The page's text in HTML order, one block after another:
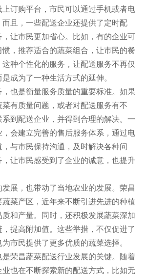
订购平台，市民可以通过手机或者电
而且，一些配送企业还提供了定时配
让市民更加省心。比如，有的企业可
惯，推荐适合的蔬菜组合，让市民的餐
种个性化的服务，让配送服务不再仅
成为了一种生活方式的延伸。
也是衡量服务质量的重要标准。如果
有质量问题，或者对配送服务有不
到配送企业，并得到合理的解决。一
会建立完善的售后服务体系，通过电
与市民保持沟通，及时解决各种问
让市民感受到了企业的诚意，也提升
展，也带动了当地农业的发展。荣昌
菜产区，近年来不断引进先进的种植
和产量。同时，还积极发展蔬菜深加
提高附加值。这些举措，不仅促进了
市民提供了更多优质的蔬菜选择。
荣昌蔬菜配送行业发展的关键。随着
也在不断探索新的配送方式，比如无